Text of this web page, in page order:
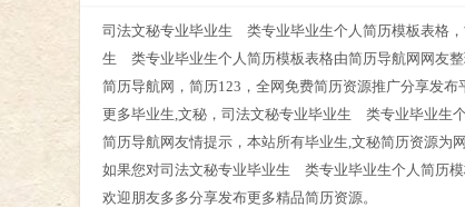
司法文秘专业毕业生 类专业毕业生个人简历模板表格
生 类专业毕业生个人简历模板表格由简历导航网网友整
简历导航网，简历123，全网免费简历资源推广分享发布
更多毕业生,文秘，司法文秘专业毕业生 类专业毕业生
简历导航网友情提示，本站所有毕业生,文秘简历资源为
如果您对司法文秘专业毕业生 类专业毕业生个人简历
欢迎朋友多多分享发布更多精品简历资源。